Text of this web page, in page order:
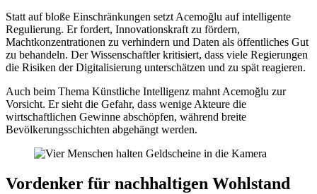
Statt auf bloße Einschränkungen setzt Acemoğlu auf intelligente
Regulierung. Er fordert, Innovationskraft zu fördern,
Machtkonzentrationen zu verhindern und Daten als öffentliches Gut
zu behandeln. Der Wissenschaftler kritisiert, dass viele Regierungen
die Risiken der Digitalisierung unterschätzen und zu spät reagieren.
Auch beim Thema Künstliche Intelligenz mahnt Acemoğlu zur
Vorsicht. Er sieht die Gefahr, dass wenige Akteure die
wirtschaftlichen Gewinne abschöpfen, während breite
Bevölkerungsschichten abgehängt werden.
Vordenker für nachhaltigen Wohlstand